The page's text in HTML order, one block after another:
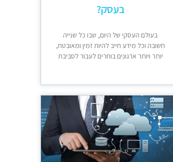
בעסק?
בעולם העסקי של היום, שבו כל שנייה
חשובה וכל מידע חייב להיות זמין ומאובטח,
יותר ויותר ארגונים בוחרים לעבור לסביבת